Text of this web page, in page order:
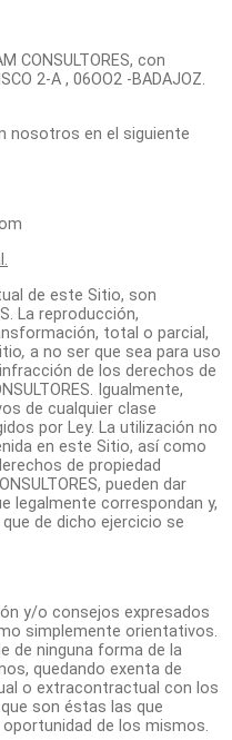
CONSULTORES, con
2-A , 06OO2 -BADAJOZ.
nosotros en el siguiente
de este Sitio, son
La reproducción,
total o parcial,
, a no ser que sea para uso
de los derechos de
Igualmente,
de cualquier clase
por Ley. La utilización no
en este Sitio, así como
de propiedad
pueden dar
legalmente correspondan y,
de dicho ejercicio se
y/o consejos expresados
simplemente orientativos.
de ninguna forma de la
quedando exenta de
o extracontractual con los
son éstas las que
de los mismos.